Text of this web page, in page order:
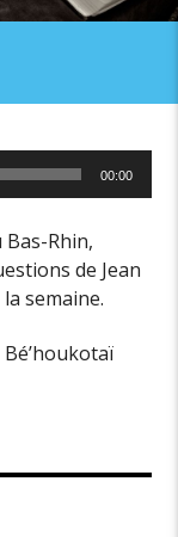
00:00
Rhin,
de Jean
semaine.